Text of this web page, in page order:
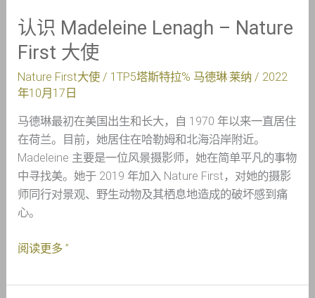
认识 Madeleine Lenagh – Nature
First 大使
Nature First大使 / 1TP5塔斯特拉% 马德琳·莱纳/ 2022
年10月17日
马德琳最初在美国出生和长大，自 1970 年以来一直居住
在荷兰。目前，她居住在哈勒姆和北海沿岸附近。
Madeleine 主要是一位风景摄影师，她在简单平凡的事物
中寻找美。她于 2019 年加入 Nature First，对她的摄影
师同行对景观、野生动物及其栖息地造成的破坏感到痛
心。
阅读更多 ”